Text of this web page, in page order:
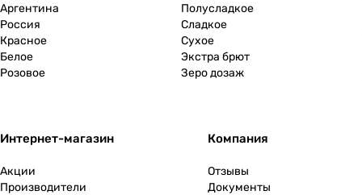
2006(1
2007
2008
2012(1)
Аргентина
Россия
Красное
Белое
Розовое
Полусладкое
Сладкое
Сухое
Экстра брют
Зеро дозаж
Интернет-магазин
Акции
Производители
Компания
Отзывы
Документы